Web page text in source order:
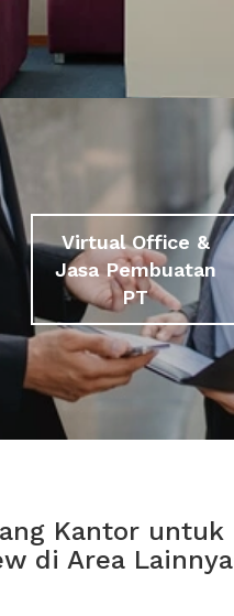
Virtual Office &
Jasa Pembuatan
PT
Kantor untuk
di Area Lainnya